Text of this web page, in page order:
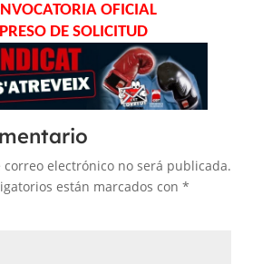
OFICIAL
DE SOLICITUD
electrónico no será publicada.
están marcados con *